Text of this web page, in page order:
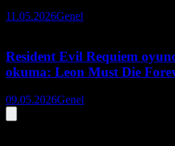
11.05.2026Genel
Resident Evil Requiem
okuma: Leon Must Die
09.05.2026Genel